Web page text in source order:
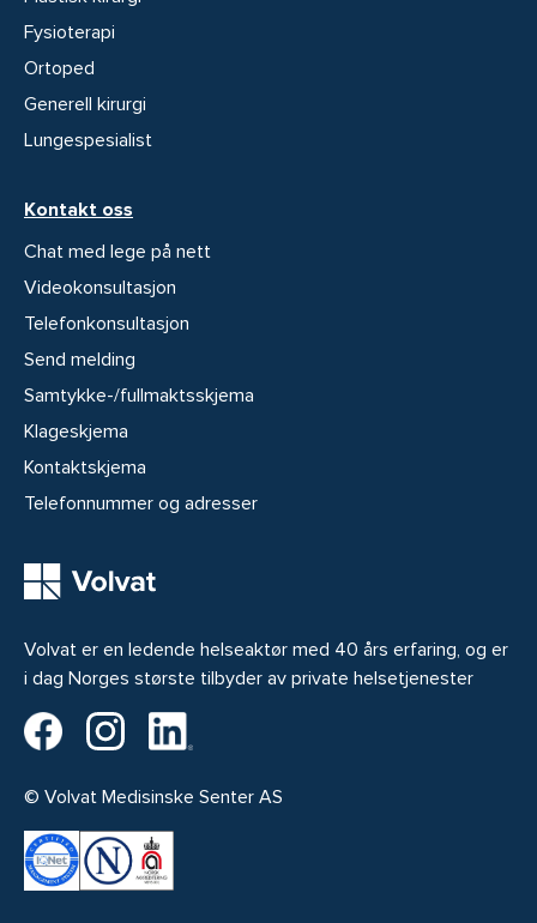
Volvat er en ledende helseaktør med 40 års erfaring, og er
i dag Norges største tilbyder av private helsetjenester
Volvat på Facebook
Volvat på Instagram
© Volvat Medisinske Senter AS
Fysioterapi
Ortoped
Generell kirurgi
Lungespesialist
Kontakt oss
Chat med lege på nett
Videokonsultasjon
Telefonkonsultasjon
Send melding
Samtykke-/fullmaktsskjema
Klageskjema
Kontaktskjema
Telefonnummer og adresser